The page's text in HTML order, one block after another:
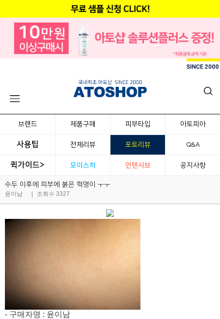
브랜드 제품구매 피부타입 아토피아
사용팁 전체리뷰 포토리뷰 Q&A
퀵가이드> 모이스처 인텐시브 공지사항
수두 이후에 피부에 붉은 혁명이 ㅜㅜ
윤이남 | 조회수 3327
- 구매자명 : 윤이남